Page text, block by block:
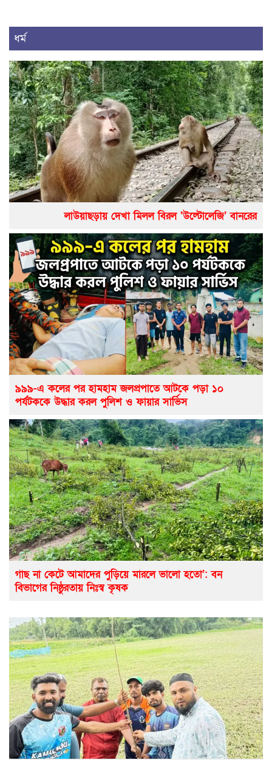
ধর্ম
লাউয়াছড়ায় দেখা মিলল বিরল ‘উল্টোলেজি’ বানরের
৯৯৯-এ কলের পর হামহাম জলপ্রপাতে আটকে পড়া ১০
পর্যটককে উদ্ধার করল পুলিশ ও ফায়ার সার্ভিস
গাছ না কেটে আমাদের পুড়িয়ে মারলে ভালো হতো’: বন
বিভাগের নিষ্ঠুরতায় নিঃস্ব কৃষক